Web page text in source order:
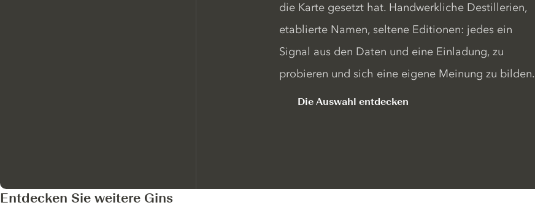
die Karte gesetzt hat. Handwerkliche Destillerien,
etablierte Namen, seltene Editionen: jedes ein
Signal aus den Daten und eine Einladung, zu
probieren und sich eine eigene Meinung zu bilden.
Die Auswahl entdecken
Entdecken Sie weitere Gins